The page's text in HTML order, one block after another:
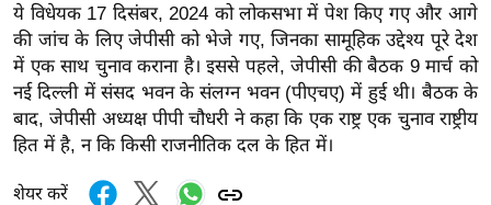
सा
हि
त्य
ज
ग
त
ऑ
ये विधेयक 17 दिसंबर, 2024 को लोकसभा में पेश किए गए और आगे
की जांच के लिए जेपीसी को भेजे गए, जिनका सामूहिक उद्देश्य पूरे देश
में एक साथ चुनाव कराना है। इससे पहले, जेपीसी की बैठक 9 मार्च को
नई दिल्ली में संसद भवन के संलग्न भवन (पीएचए) में हुई थी। बैठक के
बाद, जेपीसी अध्यक्ष पीपी चौधरी ने कहा कि एक राष्ट्र एक चुनाव राष्ट्रीय
हित में है, न कि किसी राजनीतिक दल के हित में।
शेयर करें